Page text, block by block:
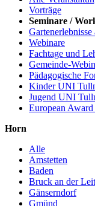
Vorträge
Seminare /
Webinare
Fachtage und
Gemeinde-
Pädagogische
Kinder UNI
Jugend UNI
European
Horn
Alle
Amstetten
Baden
Bruck an der
Gänserndorf
Gmünd